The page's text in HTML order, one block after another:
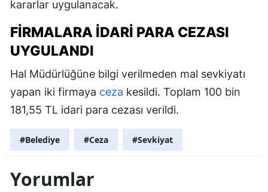
kararlar uygulanacak.
FIRMALARA IDARI PARA CEZASI
UYGULANDI
Hal Müdürlüğüne bilgi verilmeden mal sevkiyatı
yapan iki firmaya ceza kesildi. Toplam 100 bin
181,55 TL idari para cezası verildi.
#Belediye #Ceza #Sevkiyat
Yorumlar